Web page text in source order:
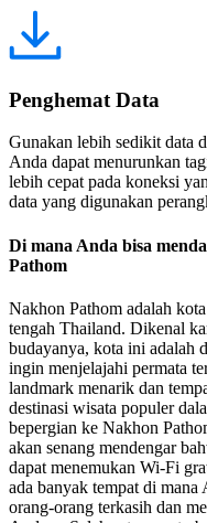
Penghemat Data
Gunakan lebih sedikit data
Anda dapat menurunkan
lebih cepat pada koneksi
data yang digunakan
Di mana Anda bisa
Pathom
Nakhon Pathom adalah
tengah Thailand. Dikenal
budayanya, kota ini adalah
ingin menjelajahi permata
landmark menarik dan
destinasi wisata populer
bepergian ke Nakhon
akan senang mendengar
dapat menemukan Wi-Fi
ada banyak tempat di mana
orang-orang terkasih dan